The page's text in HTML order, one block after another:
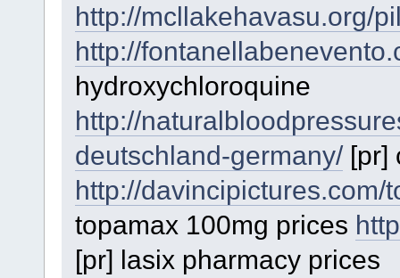
http://mcllakehavasu.org/
http://
hydroxychloroquine
http://
deutschland-germany/[pr]
http://davincipictures.com/
topamax 100mg prices
[pr] lasix pharmacy prices